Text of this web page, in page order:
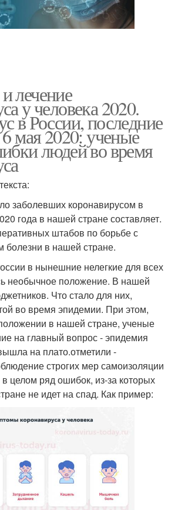
лечение
у человека 2020.
в России, последние
мая 2020: ученые
людей во время
заболевших коронавирусом в
года в нашей стране составляет.
штабов по борьбе с
болезни в нашей стране.
в нынешние нелегкие для всех
необычное положение. В нашей
Что стало для них,
во время эпидемии. При этом,
в нашей стране, ученые
на главный вопрос - эпидемия
на плато.отметили -
строгих мер самоизоляции
целом ряд ошибок, из-за которых
не идет на спад. Как пример: